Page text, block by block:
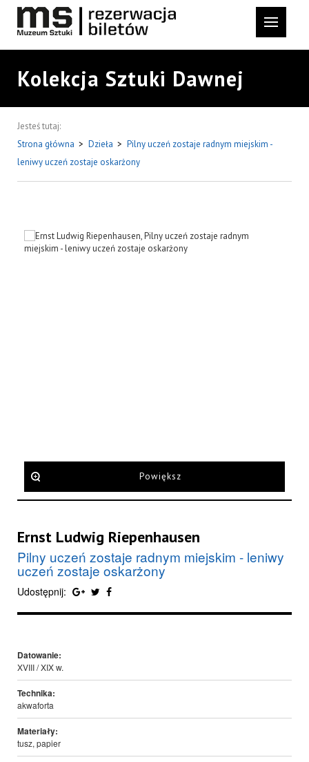
Kolekcja Sztuki Dawnej
Jesteś tutaj:
Strona główna > Dzieła > Pilny uczeń zostaje radnym miejskim -
leniwy uczeń zostaje oskarżony
Powiększ
Ernst Ludwig Riepenhausen
Pilny uczeń zostaje radnym miejskim - leniwy
uczeń zostaje oskarżony
Udostępnij:
Datowanie:
XVIII / XIX w.
Technika:
akwaforta
Materiały:
tusz, papier